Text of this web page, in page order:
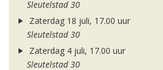
Sleutelstad 30
Zaterdag 18 juli, 17.00 uur
Sleutelstad 30
Zaterdag 4 juli, 17.00 uur
Sleutelstad 30